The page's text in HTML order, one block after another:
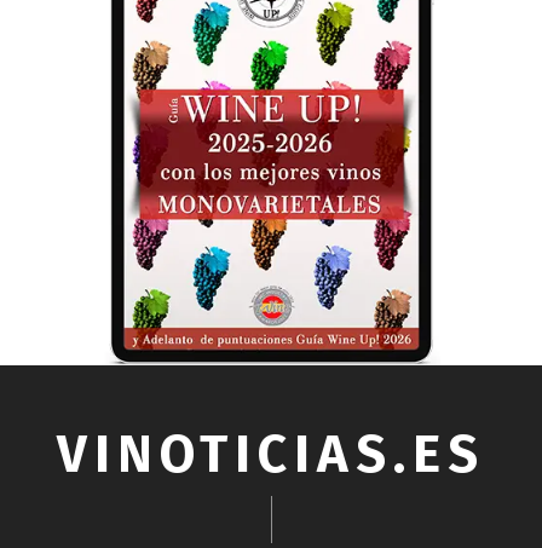
VINOTICIAS.ES